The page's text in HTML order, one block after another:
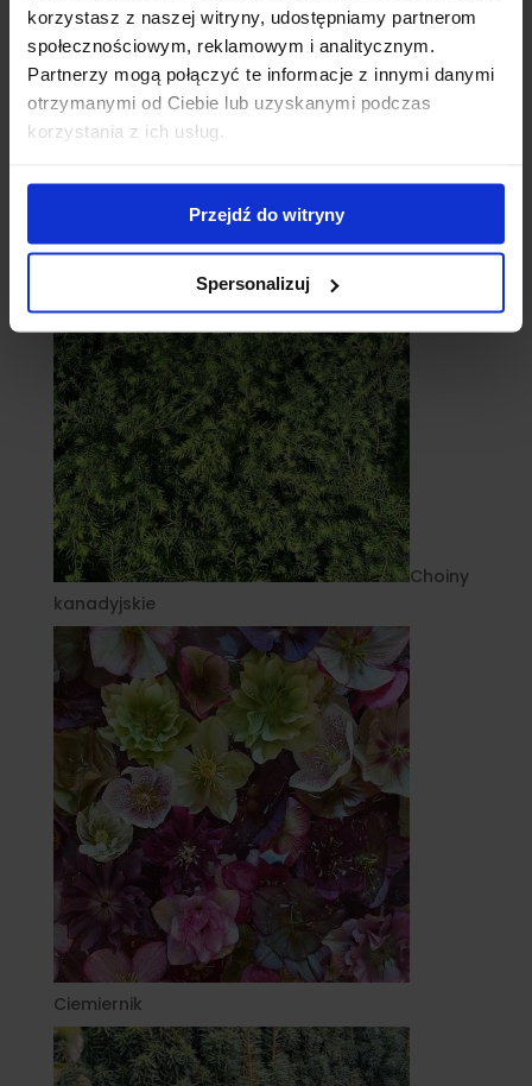
korzystasz z naszej witryny, udostępniamy partnerom
społecznościowym, reklamowym i analitycznym.
Partnerzy mogą połączyć te informacje z innymi danymi
otrzymanymi od Ciebie lub uzyskanymi podczas
korzystania z ich usług.
Przejdź do witryny
Spersonalizuj
Choiny
kanadyjskie
Ciemiernik